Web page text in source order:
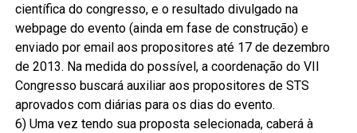
científica do congresso, e o resultado divulgado na
webpage do evento (ainda em fase de construção) e
enviado por email aos propositores até 17 de dezembro
de 2013. Na medida do possível, a coordenação do VII
Congresso buscará auxiliar aos propositores de STS
aprovados com diárias para os dias do evento.
6) Uma vez tendo sua proposta selecionada, caberá à